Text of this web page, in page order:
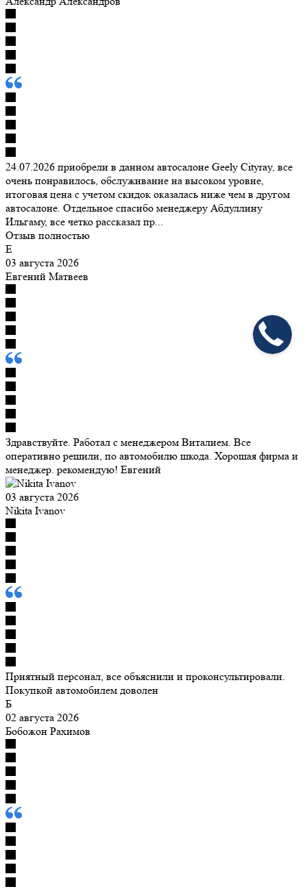
24.07.2026 приобрели в данном автосалоне Geely Cityray, все
очень понравилось, обслуживание на высоком уровне,
итоговая цена с учетом скидок оказалась ниже чем в другом
автосалоне. Отдельное спасибо менеджеру Абдуллину
Ильгаму, все четко рассказал пр...
Отзыв полностью
Е
03 августа 2026
Евгений Матвеев
Здравствуйте. Работал с менеджером Виталием. Все
оперативно решили, по автомобилю шкода. Хорошая фирма и
менеджер. рекомендую! Евгений
03 августа 2026
Nikita Ivanov
Приятный персонал, все объяснили и проконсультировали.
Покупкой автомобилем доволен
Б
02 августа 2026
Бобожон Рахимов